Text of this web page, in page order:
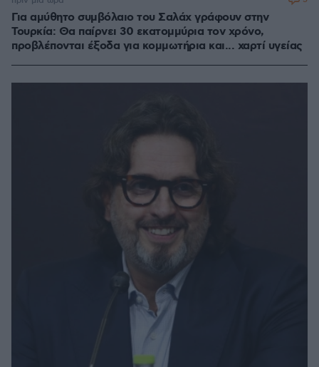
Για αμύθητο συμβόλαιο του Σαλάχ γράφουν στην
Τουρκία: Θα παίρνει 30 εκατομμύρια τον χρόνο,
προβλέπονται έξοδα για κομμωτήρια και... χαρτί υγείας